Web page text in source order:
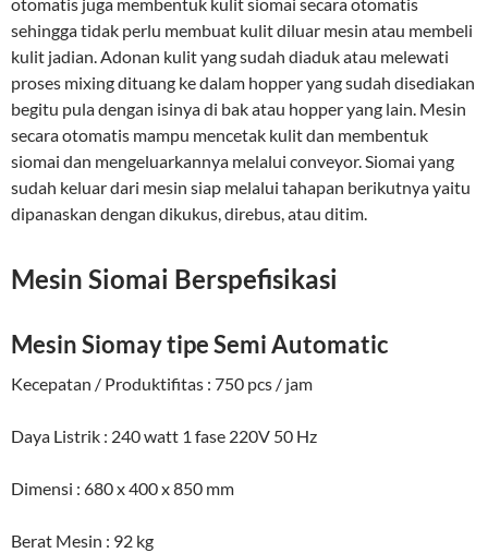
otomatis juga membentuk kulit siomai secara otomatis
sehingga tidak perlu membuat kulit diluar mesin atau membeli
kulit jadian. Adonan kulit yang sudah diaduk atau melewati
proses mixing dituang ke dalam hopper yang sudah disediakan
begitu pula dengan isinya di bak atau hopper yang lain. Mesin
secara otomatis mampu mencetak kulit dan membentuk
siomai dan mengeluarkannya melalui conveyor. Siomai yang
sudah keluar dari mesin siap melalui tahapan berikutnya yaitu
dipanaskan dengan dikukus, direbus, atau ditim.
Mesin Siomai Berspefisikasi
Mesin Siomay tipe Semi Automatic
Kecepatan / Produktifitas : 750 pcs / jam
Daya Listrik : 240 watt 1 fase 220V 50 Hz
Dimensi : 680 x 400 x 850 mm
Berat Mesin : 92 kg